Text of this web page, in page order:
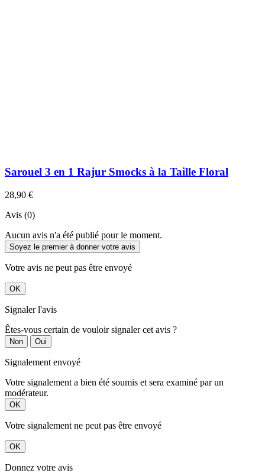
Sarouel 3 en 1 Rajur Smocks à la Taille Floral
28,90 €
Avis (0)
Aucun avis n'a été publié pour le moment.
Soyez le premier à donner votre avis
Votre avis ne peut pas être envoyé
OK
Signaler l'avis
Êtes-vous certain de vouloir signaler cet avis ?
Non Oui
Signalement envoyé
Votre signalement a bien été soumis et sera examiné par un
modérateur.
OK
Votre signalement ne peut pas être envoyé
OK
Donnez votre avis